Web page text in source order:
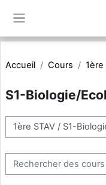
Accueil Cours 1ère
S1-Biologie/
Catégories de cours
Rechercher des cours